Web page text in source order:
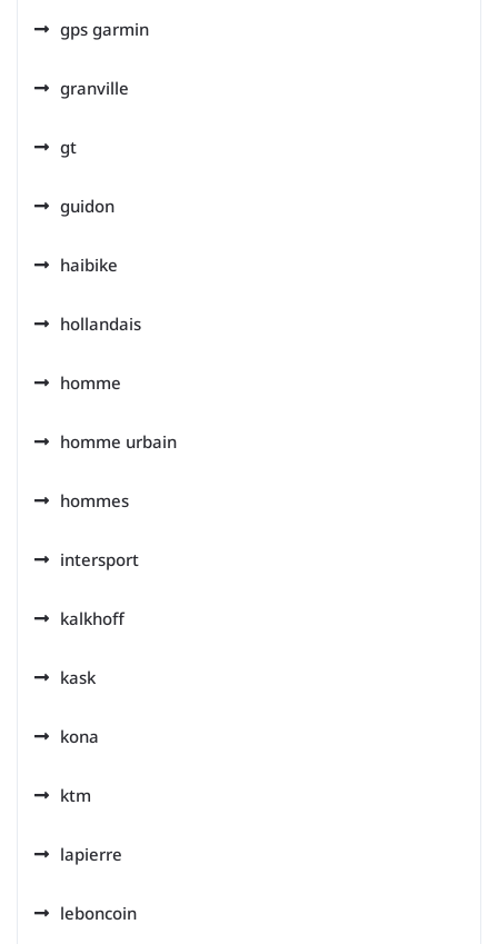
gps garmin
granville
gt
guidon
haibike
hollandais
homme
homme urbain
hommes
intersport
kalkhoff
kask
kona
ktm
lapierre
leboncoin